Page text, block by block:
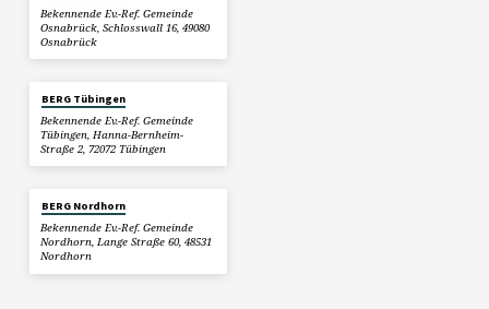
Bekennende Ev.-Ref. Gemeinde
Osnabrück, Schlosswall 16, 49080
Osnabrück
BERG Tübingen
Bekennende Ev.-Ref. Gemeinde
Tübingen, Hanna-Bernheim-
Straße 2, 72072 Tübingen
BERG Nordhorn
Bekennende Ev.-Ref. Gemeinde
Nordhorn, Lange Straße 60, 48531
Nordhorn